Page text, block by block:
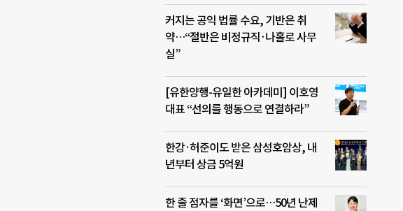
커지는 공익 법률 수요, 기반은 취
약…“절반은 비정규직·나홀로 사무
실”
[유한양행-유일한 아카데미] 이호영
대표 “선의를 행동으로 연결하라”
한강·허준이도 받은 삼성호암상, 내
년부터 상금 5억원
한 줄 점자를 ‘화면’으로…50년 난제